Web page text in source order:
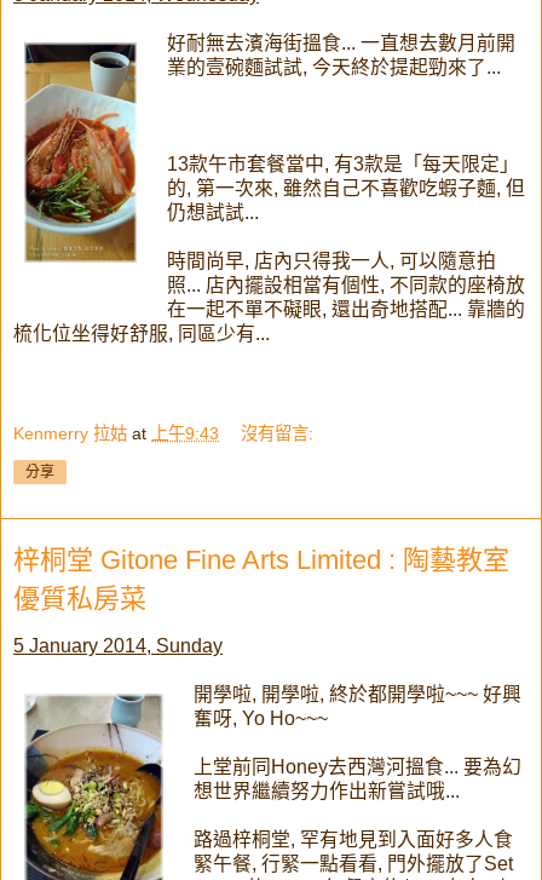
好耐無去濱海街搵食... 一直想去數月前開
業的壹碗麵試試, 今天終於提起勁來了...
13款午市套餐當中, 有3款是「每天限定」
的, 第一次來, 雖然自己不喜歡吃蝦子麵, 但
仍想試試...
時間尚早, 店內只得我一人, 可以隨意拍
照... 店內擺設相當有個性, 不同款的座椅放
在一起不單不礙眼, 還出奇地搭配... 靠牆的
梳化位坐得好舒服, 同區少有...
Kenmerry 拉姑 at 上午9:43 沒有留言:
分享
梓桐堂 Gitone Fine Arts Limited : 陶藝教室
優質私房菜
5 January 2014, Sunday
開學啦, 開學啦, 終於都開學啦~~~ 好興
奮呀, Yo Ho~~~
上堂前同Honey去西灣河搵食... 要為幻
想世界繼續努力作出新嘗試哦...
路過梓桐堂, 罕有地見到入面好多人食
緊午餐, 行緊一點看看, 門外擺放了Set